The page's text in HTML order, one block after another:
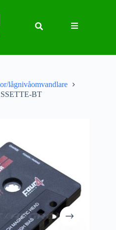
lågnivåomvandlare
BT